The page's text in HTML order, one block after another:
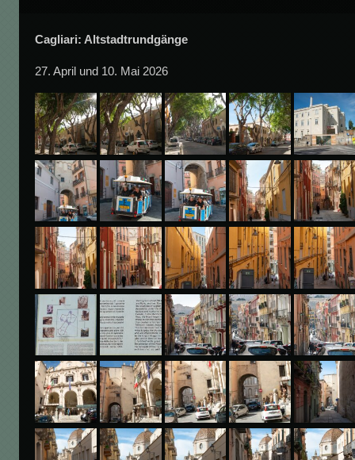
Cagliari: Altstadtrundgänge
27. April und 10. Mai 2026